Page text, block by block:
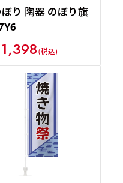
り 陶器 のぼり旗
1,398(税込)